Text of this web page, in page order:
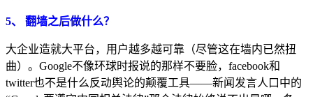
5、 翻墙之后做什么？
大企业造就大平台，用户越多越可靠（尽管这在墙内已然扭
曲）。Google不像环球时报说的那样不要脸，facebook和
twitter也不是什么反动舆论的颠覆工具——新闻发言人口中的